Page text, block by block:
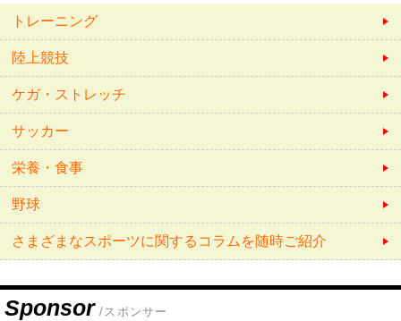
トレーニング
陸上競技
ケガ・ストレッチ
サッカー
栄養・食事
野球
さまざまなスポーツに関するコラムを随時ご紹介
Sponsor /スポンサー